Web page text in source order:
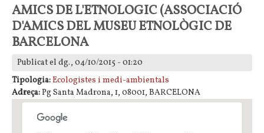
AMICS DE L'ETNOLOGIC (ASSOCIACIÓ
D'AMICS DEL MUSEU ETNOLÒGIC DE
BARCELONA
Publicat el dg., 04/10/2015 - 01:20
Tipologia:Ecologistes i medi-ambientals
Adreça:Pg Santa Madrona, 1, 08001, BARCELONA